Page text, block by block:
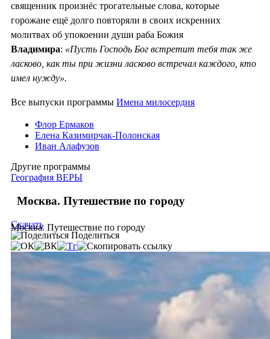
священник произнёс трогательные слова, которые
горожане ещё долго повторяли в своих искренних
молитвах об упокоении души раба Божия
Владимира: «Пусть Господь Бог встретит тебя так же
ласково, как ты при жизни ласково встречал каждого, кто
имел нужду».
Все выпуски программы Имена милосердия
Флор Ермаков
Елена Казимирчак-Полонская
Иван Алафузов
Другие программы
География ВЕРЫ
Москва. Путешествие по городу
Москва. Путешествие по городу
Скачать
Поделиться